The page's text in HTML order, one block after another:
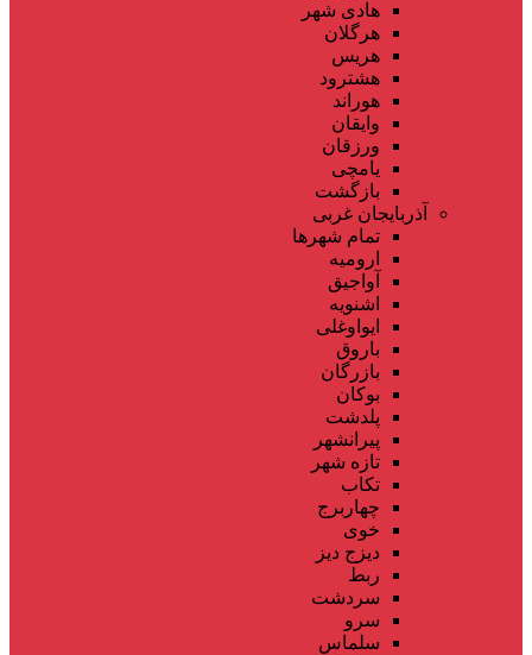
هادی شهر
هرگلان
هریس
هشترود
هوراند
وایقان
ورزقان
یامچی
بازگشت
آذربایجان غربی
تمام شهر‌ها
ارومیه
آواجیق
اشنویه
ایواوغلی
باروق
بازرگان
بوکان
پلدشت
پیرانشهر
تازه شهر
تکاب
چهاربرج
خوی
دیزج دیز
ربط
سردشت
سرو
سلماس